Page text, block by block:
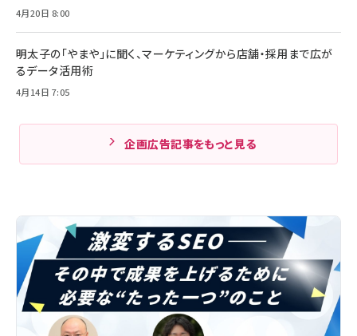
4月20日 8:00
明太子の「やまや」に聞く、マーケティングから店舗・採用まで広が
るデータ活用術
4月14日 7:05
企画広告記事をもっと見る